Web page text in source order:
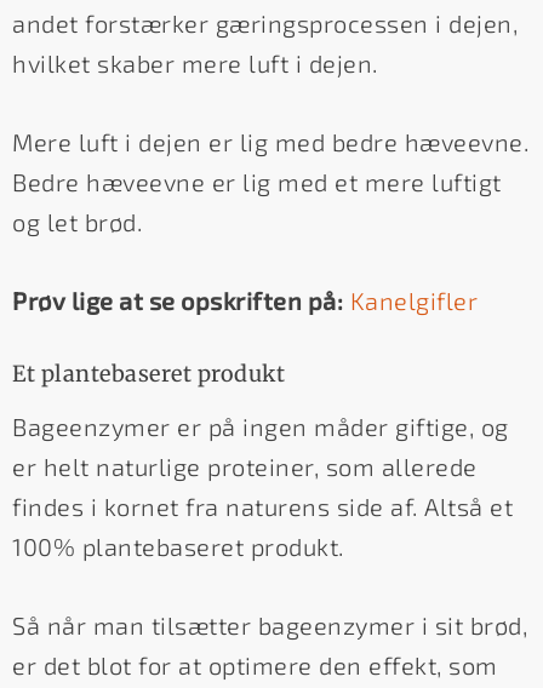
andet forstærker gæringsprocessen i dejen,
hvilket skaber mere luft i dejen.
Mere luft i dejen er lig med bedre hæveevne.
Bedre hæveevne er lig med et mere luftigt
og let brød.
Prøv lige at se opskriften på: Kanelgifler
Et plantebaseret produkt
Bageenzymer er på ingen måder giftige, og
er helt naturlige proteiner, som allerede
findes i kornet fra naturens side af. Altså et
100% plantebaseret produkt.
Så når man tilsætter bageenzymer i sit brød,
er det blot for at optimere den effekt, som